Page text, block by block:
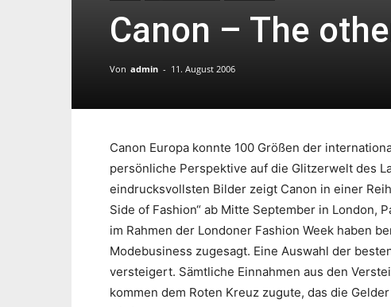
Canon – The
Von admin - 11. August 2006
Canon Europa konnte 100 Größen der
persönliche Perspektive auf die Glitzerwelt des
eindrucksvollsten Bilder zeigt Canon in einer
Side of Fashion“ ab Mitte September in London,
im Rahmen der Londoner Fashion Week haben
Modebusiness zugesagt. Eine Auswahl der
versteigert. Sämtliche Einnahmen aus den
kommen dem Roten Kreuz zugute, das die